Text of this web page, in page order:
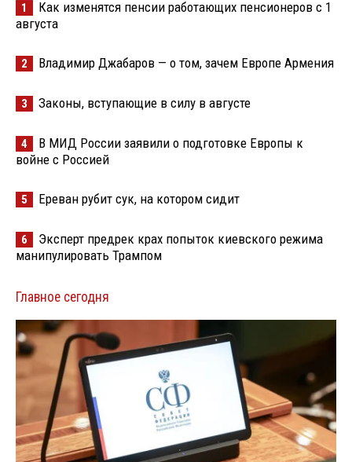
1
Как изменятся пенсии работающих пенсионеров с 1
августа
2 Владимир Джабаров — о том, зачем Европе Армения
3 Законы, вступающие в силу в августе
4
В МИД России заявили о подготовке Европы к
войне с Россией
5 Ереван рубит сук, на котором сидит
6
Эксперт предрек крах попыток киевского режима
манипулировать Трампом
Главное сегодня